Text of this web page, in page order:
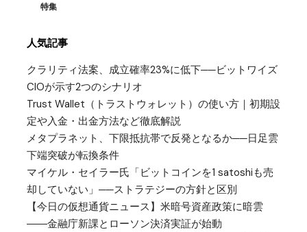
特集
人気記事
クラリティ法案、成立確率23%に低下──ビットワイズ
CIOが示す2つのシナリオ
Trust Wallet（トラストウォレット）の使い方｜初期設
定や入金・出金方法など徹底解説
メタプラネット、下限抵抗帯で反発となるか──日足雲
下端突破が転換条件
マイケル・セイラー氏「ビットコインを1 satoshiも売
却していない」──ストラテジーの方針と区別
【今日の仮想通貨ニュース】米暗号資産政策に暗雲
――金融庁新課とローソン決済実証が始動